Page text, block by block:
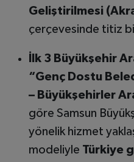
Geliştirilmesi
çerçevesinde titiz
İlk 3 Büyükşehir
“Genç Dostu
– Büyükşehirler
göre Samsun
yönelik hizmet
modeliyle Türkiye